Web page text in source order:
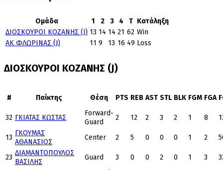
Ομάδα 1 2 3 4 T Κατάληξη
ΔΙΟΣΚΟΥΡΟΙ ΚΟΖΑΝΗΣ (J) 13 14 14 21 62 Win
ΑΚ ΦΛΩΡΙΝΑΣ (J)
11 9 13 16 49 Loss
ΔΙΟΣΚΟΥΡΟΙ ΚΟΖΑΝΗΣ (J)
# Παίκτης Θέση PTS REB AST STL BLK FGM FGA
32 ΓΚΙΑΤΑΣ ΚΩΣΤΑΣ
Forward-
Guard
2 12 2 3 2 1 8
13
ΓΚΟΥΜΑΣ
ΑΘΑΝΑΣΙΟΣ
Center 2 5 0 0 0 1 2
23
ΔΙΑΜΑΝΤΟΠΟΥΛΟΣ
ΒΑΣΙΛΗΣ
Guard 3 0 0 2 0 1 3